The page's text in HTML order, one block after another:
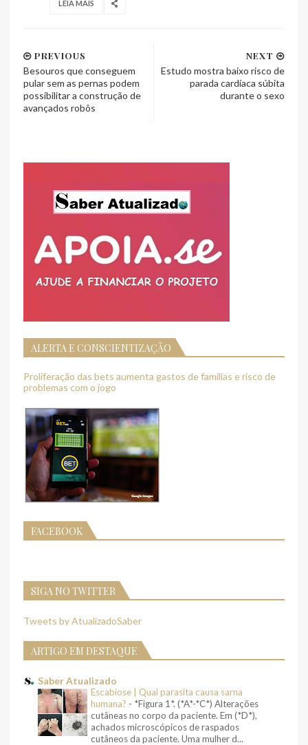
LEIA MAIS
NEXT
Estudo mostra baixo risco de
parada cardíaca súbita
durante o sexo
PREVIOUS
Besouros que conseguem
pular sem as pernas podem
possibilitar a construção de
avançados robôs
ALERTA E CONSCIENTIZAÇÃO
Proliferação das bets aumenta gastos de famílias e risco de
problemas com o jogo
FACEBOOK
SIGA NO TWITTER
Tweets by AtualizadoSaber
ARTIGO EM DESTAQUE
Saber Atualizado
Escabiose | Qual parasita causa sarna
humana? - *Figura 1*. (*A*-*C*) Alterações
cutâneas no corpo da paciente. Em (*D*),
achados microscópicos de raspados
cutâneos da paciente. Uma mulher d...